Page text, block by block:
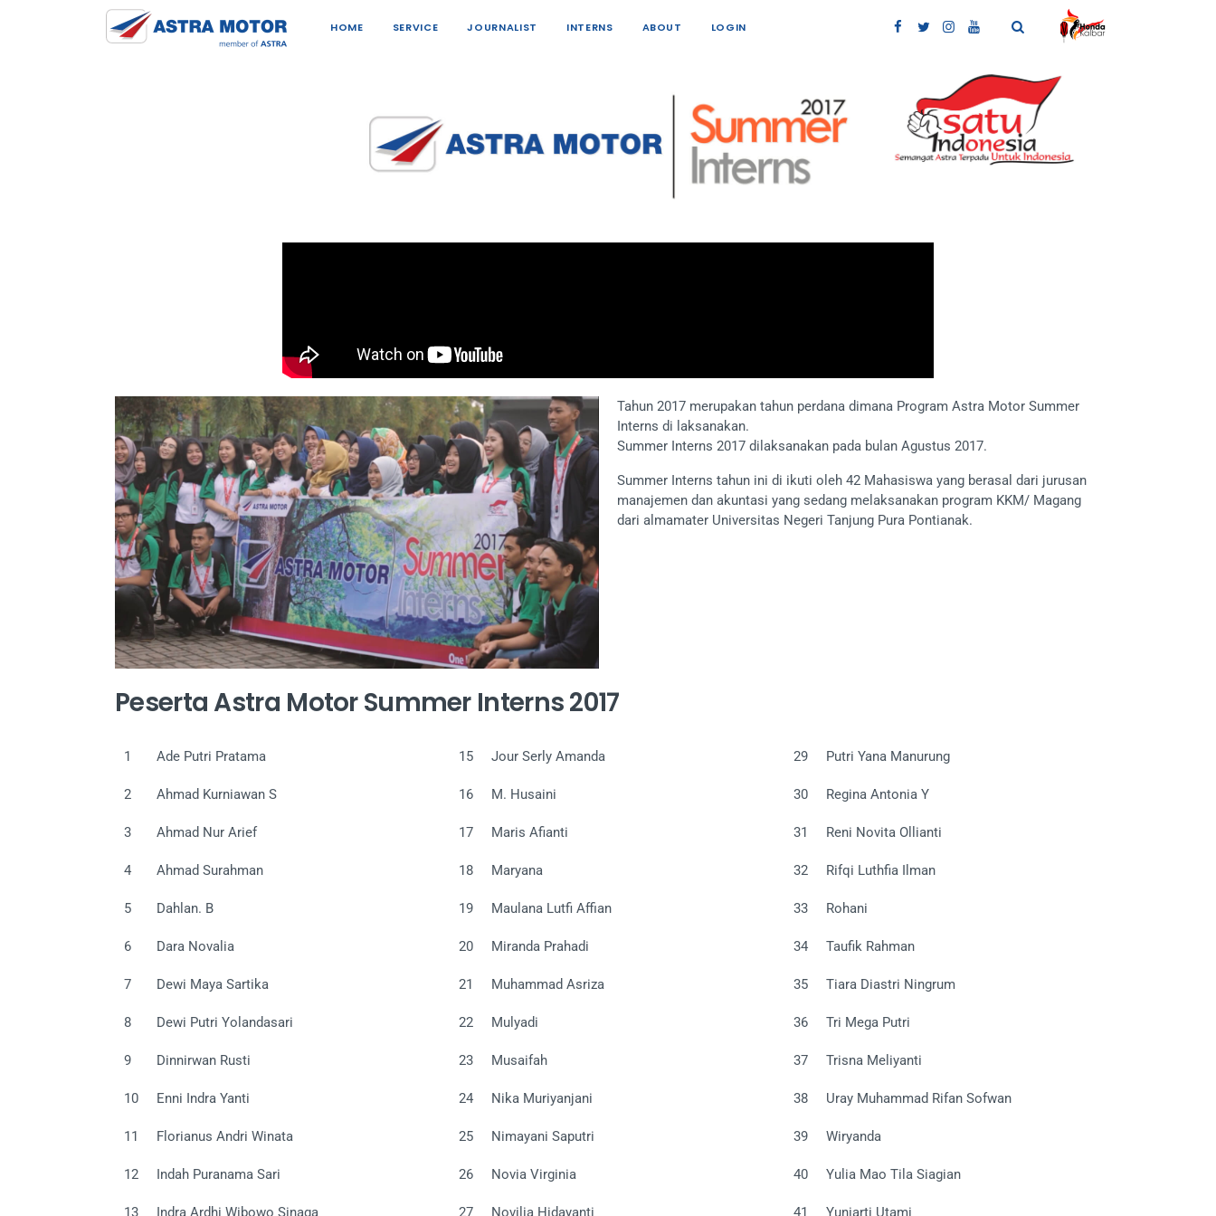
HOME SERVICE JOURNALIST INTERNS ABOUT LOGIN
Tahun 2017 merupakan tahun perdana dimana Program Astra Motor Summer
Interns di laksanakan.
Summer Interns 2017 dilaksanakan pada bulan Agustus 2017.
Summer Interns tahun ini di ikuti oleh 42 Mahasiswa yang berasal dari jurusan
manajemen dan akuntasi yang sedang melaksanakan program KKM/ Magang
dari almamater Universitas Negeri Tanjung Pura Pontianak.
Peserta Astra Motor Summer Interns 2017
1 Ade Putri Pratama
2 Ahmad Kurniawan S
3 Ahmad Nur Arief
4 Ahmad Surahman
5 Dahlan. B
6 Dara Novalia
7 Dewi Maya Sartika
8 Dewi Putri Yolandasari
9 Dinnirwan Rusti
10 Enni Indra Yanti
11 Florianus Andri Winata
12 Indah Puranama Sari
13 Indra Ardhi Wibowo Sinaga
15 Jour Serly Amanda
16 M. Husaini
17 Maris Afianti
18 Maryana
19 Maulana Lutfi Affian
20 Miranda Prahadi
21 Muhammad Asriza
22 Mulyadi
23 Musaifah
24 Nika Muriyanjani
25 Nimayani Saputri
26 Novia Virginia
27 Novilia Hidayanti
29 Putri Yana Manurung
30 Regina Antonia Y
31 Reni Novita Ollianti
32 Rifqi Luthfia Ilman
33 Rohani
34 Taufik Rahman
35 Tiara Diastri Ningrum
36 Tri Mega Putri
37 Trisna Meliyanti
38 Uray Muhammad Rifan Sofwan
39 Wiryanda
40 Yulia Mao Tila Siagian
41 Yuniarti Utami